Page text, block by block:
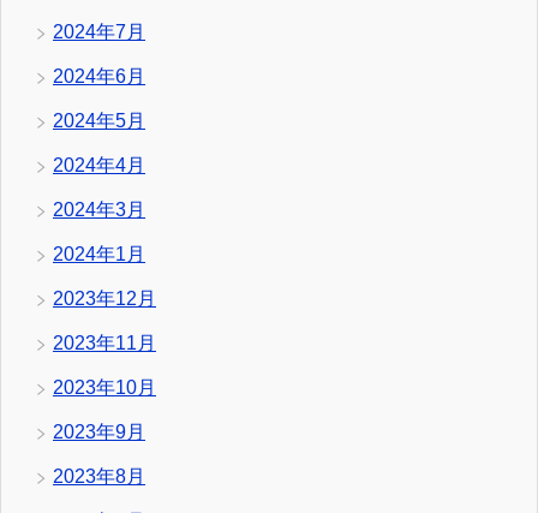
2024年7月
2024年6月
2024年5月
2024年4月
2024年3月
2024年1月
2023年12月
2023年11月
2023年10月
2023年9月
2023年8月